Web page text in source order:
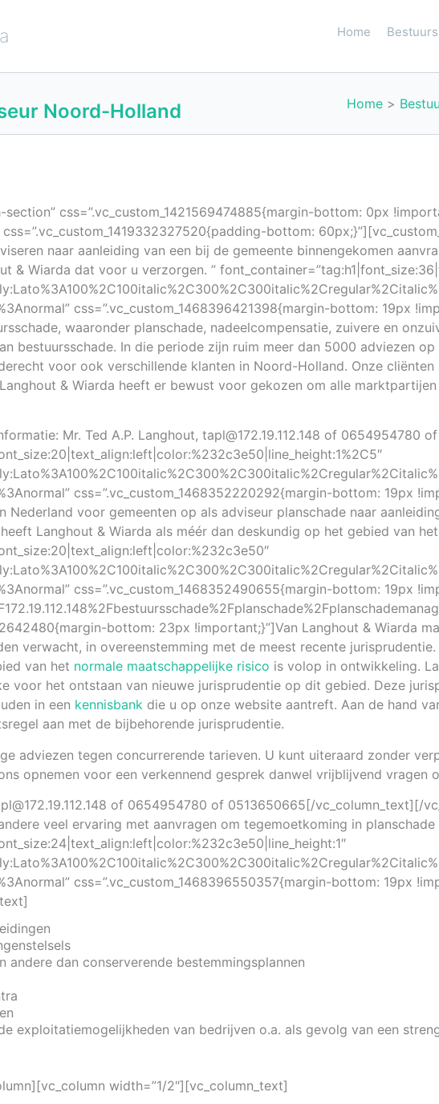
Home
Home
Noord-Holland
css=”.vc_custom_1421569474885{margin-bottom: 0px
bottom:
naar aanleiding van een bij de gemeente binnengekomen
& Wiarda dat voor u verzorgen. ”
css=”.vc_custom_1468396421398{margin-bottom: 19px
waaronder planschade, nadeelcompensatie, zuivere en
bestuursschade. In die periode zijn ruim meer dan 5000 adviezen
voor ook verschillende klanten in Noord-Holland. Onze
& Wiarda heeft er bewust voor gekozen om alle
Mr. Ted A.P. Langhout, tapl@172.19.112.148 of 0654954780
css=”.vc_custom_1468352220292{margin-bottom: 19px
Nederland voor gemeenten op als adviseur planschade naar
Langhout & Wiarda als méér dan deskundig op het gebied van
css=”.vc_custom_1468352490655{margin-bottom: 19px
bottom: 23px !important;}”]Van Langhout & Wiarda
verwacht, in overeenstemming met de meest recente
van het normale maatschappelijke risico is volop in ontwikkeling.
voor het ontstaan van nieuwe jurisprudentie op dit gebied. Deze
in een kennisbank die u op onze website aantreft. Aan de hand
aan met de bijbehorende jurisprudentie.
adviezen tegen concurrerende tarieven. U kunt uiteraard zonder
opnemen voor een verkennend gesprek danwel vrijblijvend vragen
of 0654954780 of 0513650665[/
veel ervaring met aanvragen om tegemoetkoming in
css=”.vc_custom_1468396550357{margin-bottom: 19px
andere dan conserverende bestemmingsplannen
exploitatiemogelijkheden van bedrijven o.a. als gevolg van een
width=”1/2″][vc_column_text]